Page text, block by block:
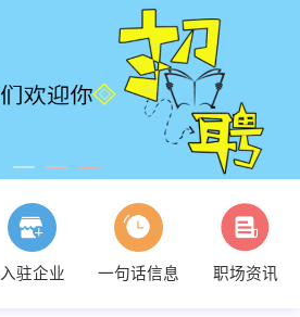
入驻企业 一句话信息 职场资讯